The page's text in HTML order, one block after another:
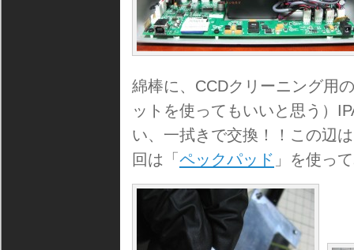
綿棒に、CCDクリーニング用
ットを使ってもいいと思う）
い、一拭きで交換！！この辺
回は「 ペックパッド 」を使っ